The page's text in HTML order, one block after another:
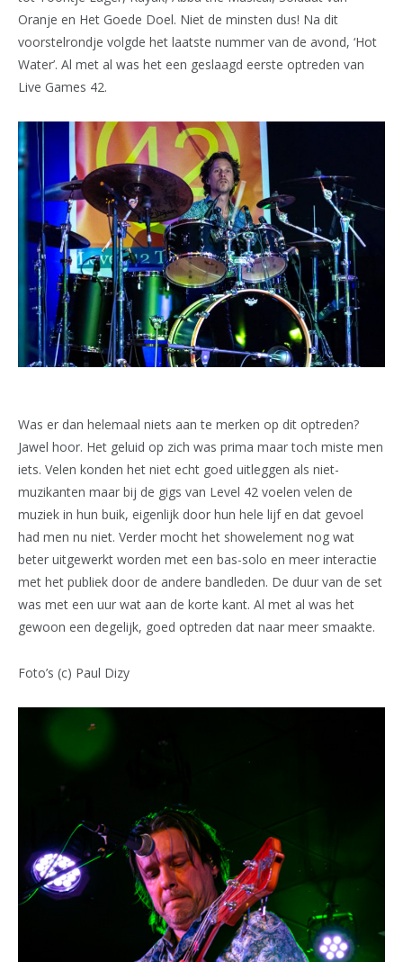
Oranje en Het Goede Doel. Niet de minsten dus! Na dit
voorstelrondje volgde het laatste nummer van de avond, ‘Hot
Water’. Al met al was het een geslaagd eerste optreden van
Live Games 42.
Was er dan helemaal niets aan te merken op dit optreden?
Jawel hoor. Het geluid op zich was prima maar toch miste men
iets. Velen konden het niet echt goed uitleggen als niet-
muzikanten maar bij de gigs van Level 42 voelen velen de
muziek in hun buik, eigenlijk door hun hele lijf en dat gevoel
had men nu niet. Verder mocht het showelement nog wat
beter uitgewerkt worden met een bas-solo en meer interactie
met het publiek door de andere bandleden. De duur van de set
was met een uur wat aan de korte kant. Al met al was het
gewoon een degelijk, goed optreden dat naar meer smaakte.
Foto’s (c) Paul Dizy